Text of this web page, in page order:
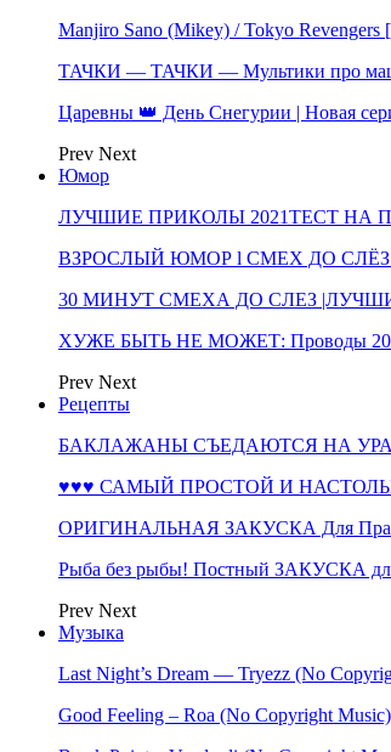
Manjiro Sano (Mikey) / Tokyo
ТАЧКИ — ТАЧКИ — Мультики про
Царевны 👑 День Снегурии | Новая
Prev Next
Юмор
ЛУЧШИЕ ПРИКОЛЫ 2021ТЕСТ НА
ВЗРОСЛЫЙ ЮМОР l СМЕХ ДО СЛЁЗ l
30 МИНУТ СМЕХА ДО СЛЕЗ
ХУЖЕ БЫТЬ НЕ МОЖЕТ: Проводы
Prev Next
Рецепты
БАКЛАЖАНЫ СЪЕДАЮТСЯ НА УРА!
♥♥♥ САМЫЙ ПРОСТОЙ И
ОРИГИНАЛЬНАЯ ЗАКУСКА Для
Рыба без рыбы! Постный ЗАКУСКА для
Prev Next
Музыка
Last Night’s Dream — Tryezz (No
Good Feeling – Roa (No Copyright Music)